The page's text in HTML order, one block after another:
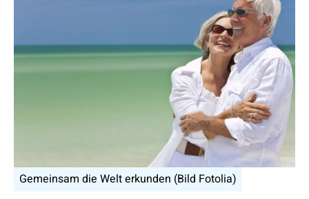
Gemeinsam die Welt erkunden (Bild Fotolia)